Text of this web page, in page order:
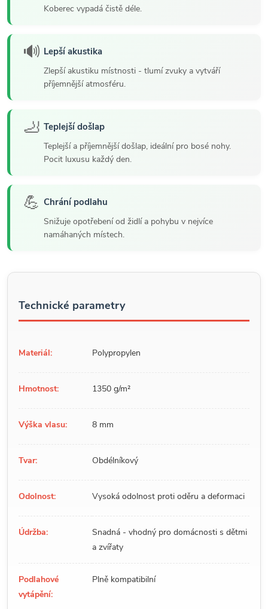
Koberec vypadá čistě déle.
🔊 Lepší akustika
Zlepší akustiku místnosti - tlumí zvuky a vytváří
příjemnější atmosféru.
🦶 Teplejší došlap
Teplejší a příjemnější došlap, ideální pro bosé nohy.
Pocit luxusu každý den.
💪 Chrání podlahu
Snižuje opotřebení od židlí a pohybu v nejvíce
namáhaných místech.
Technické parametry
Materiál: Polypropylen
Hmotnost: 1350 g/m²
Výška vlasu: 8 mm
Tvar: Obdélníkový
Odolnost: Vysoká odolnost proti oděru a deformaci
Údržba:
Snadná - vhodný pro domácnosti s dětmi
a zvířaty
Podlahové
vytápění:
Plně kompatibilní